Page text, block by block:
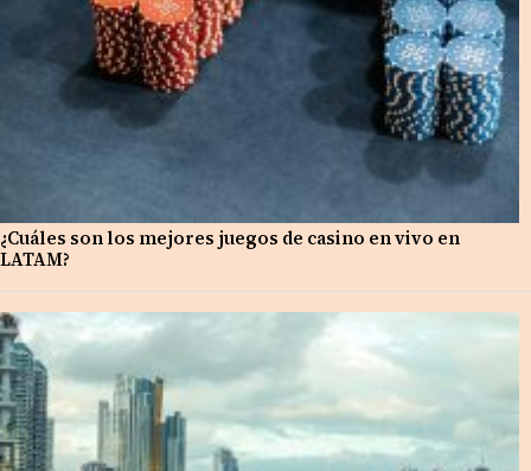
¿Cuáles son los mejores juegos de casino en vivo en
LATAM?